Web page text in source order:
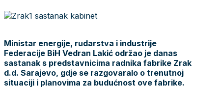
Ministar energije, rudarstva i industrije
Federacije BiH Vedran Lakić održao je danas
sastanak s predstavnicima radnika fabrike Zrak
d.d. Sarajevo, gdje se razgovaralo o trenutnoj
situaciji i planovima za budućnost ove fabrike.